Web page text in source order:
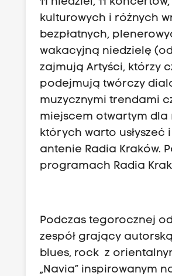
11 niedziel, 11
kulturowych i różnych
bezpłatnych,
wakacyjną niedzielę
zajmują Artyści, którzy
podejmują twórczy
muzycznymi trendami
miejscem otwartym dla
których warto usłyszeć
antenie Radia Kraków.
programach Radia
Podczas tegorocznej
zespół grający
blues, rock z
„Navia” inspirowanym